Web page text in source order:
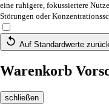
eine ruhigere, fokussiertere
Störungen oder
Auf Standardwerte
Warenkorb
schließen